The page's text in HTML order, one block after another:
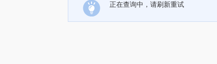
正在查询中，请刷新重试